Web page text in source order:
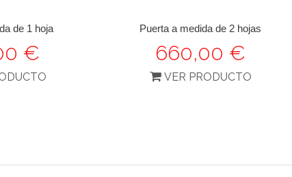
de 1 hoja
€
Puerta a medida de 2 hojas
660,00 €
VER PRODUCTO